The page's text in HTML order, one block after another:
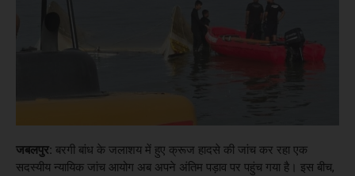
जबलपुर: बरगी बांध के जलाशय में हुए क्रूज हादसे की जांच कर रहा एक
सदस्यीय न्यायिक जांच आयोग अब अपने अंतिम पड़ाव पर पहुंच गया है। इस बीच,